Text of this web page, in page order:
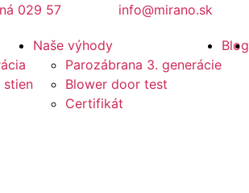
029 57 info@mirano.sk
stien
Naše výhody
Parozábrana 3. generácie
Blower door test
Certifikát
Blog